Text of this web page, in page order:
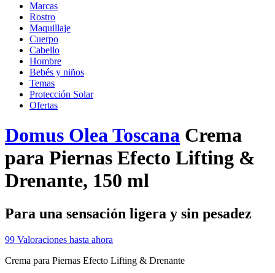
Marcas
Rostro
Maquillaje
Cuerpo
Cabello
Hombre
Bebés y niños
Temas
Protección Solar
Ofertas
Domus Olea Toscana Crema
para Piernas Efecto Lifting &
Drenante, 150 ml
Para una sensación ligera y sin pesadez
99 Valoraciones hasta ahora
Crema para Piernas Efecto Lifting & Drenante